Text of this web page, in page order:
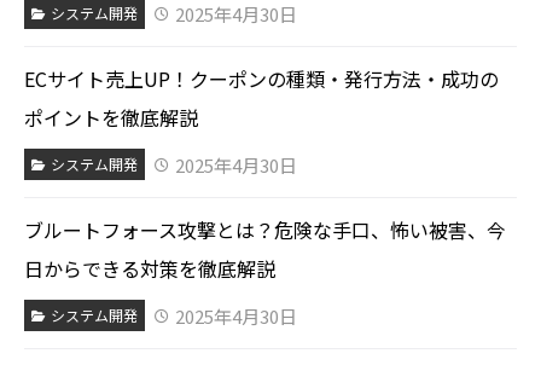
システム開発 2025年4月30日
ECサイト売上UP！クーポンの種類・発行方法・成功の
ポイントを徹底解説
システム開発 2025年4月30日
ブルートフォース攻撃とは？危険な手口、怖い被害、今
日からできる対策を徹底解説
システム開発 2025年4月30日